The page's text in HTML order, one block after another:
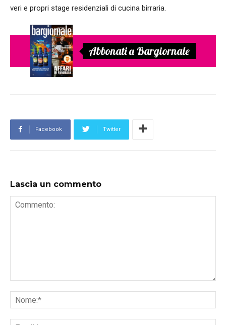
veri e propri stage residenziali di cucina birraria.
Abbonati a Bargiornale
Facebook Twitter
Lascia un commento